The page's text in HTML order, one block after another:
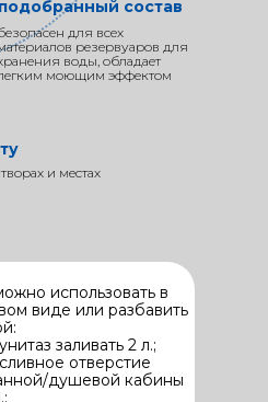
и местах
подобранный состав
для всех
резервуаров для
воды, обладает
моющим эффектом
использовать в
виде или разбавить
заливать 2 л.;
отверстие
душевой кабины